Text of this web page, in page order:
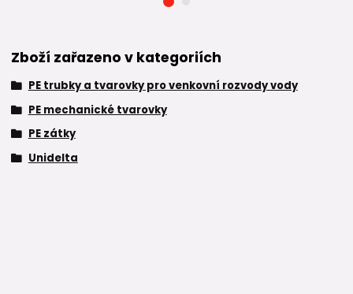
Zboží zařazeno v kategoriích
PE trubky a tvarovky pro venkovní rozvody vody
PE mechanické tvarovky
PE zátky
Unidelta